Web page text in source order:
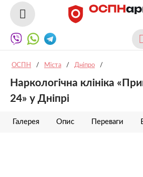
ОСПН / Міста / Дніпро /
Наркологічна клініка
24» у Дніпрі
Галерея Опис Переваги